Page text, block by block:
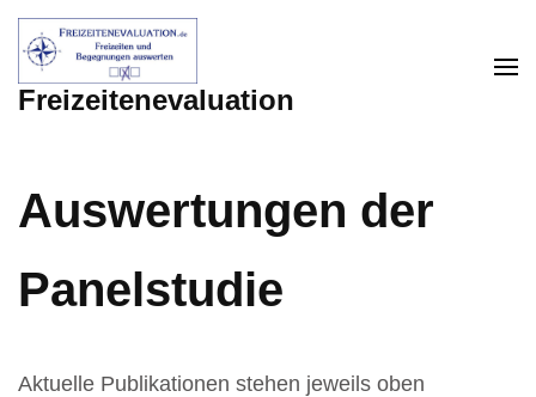
Zum
Inhalt
springen
Freizeitenevaluation
Auswertungen der
Panelstudie
Aktuelle Publikationen stehen jeweils oben